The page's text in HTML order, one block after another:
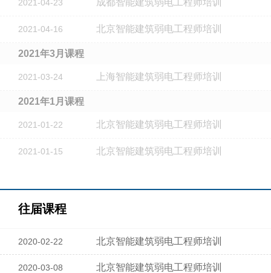
2021-04-23 成都智能建筑弱电工程师培训
2021-04-16 北京智能建筑弱电工程师培训
2021年3月课程
2021-03-24 上海智能建筑弱电工程师培训
2021年1月课程
2021-01-22 北京智能建筑弱电工程师培训
2021-01-15 北京智能建筑弱电工程师培训
往届课程
2020-02-22 北京智能建筑弱电工程师培训
2020-03-08 北京智能建筑弱电工程师培训